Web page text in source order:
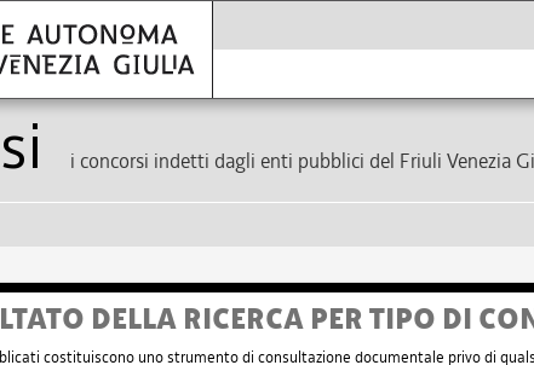
i concorsi indetti dagli enti pubblici del Friuli Venezia
DELLA RICERCA PER TIPO DI
costituiscono uno strumento di consultazione documentale privo di